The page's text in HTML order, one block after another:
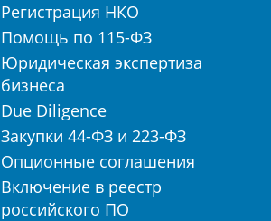
Регистрация НКО
Помощь по 115-ФЗ
Юридическая экспертиза
бизнеса
Due Diligence
Закупки 44-ФЗ и 223-ФЗ
Опционные соглашения
Включение в реестр
российского ПО